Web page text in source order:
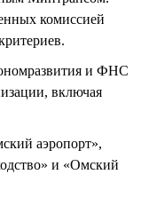
комиссией
и ФНС
включая
аэропорт»,
и «Омский